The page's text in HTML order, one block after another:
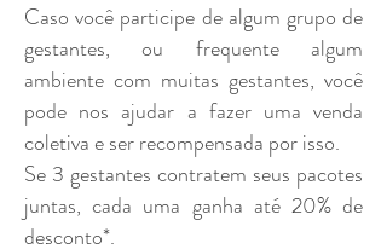
Caso você participe de algum grupo de
gestantes, ou frequente algum
ambiente com muitas gestantes, você
pode nos ajudar a fazer uma venda
coletiva e ser recompensada por isso.
Se 3 gestantes contratem seus pacotes
juntas, cada uma ganha até 20% de
desconto*.